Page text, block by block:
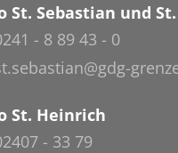
St. Sebastian und
- 8 89 43 - 0
St. Heinrich
- 33 79